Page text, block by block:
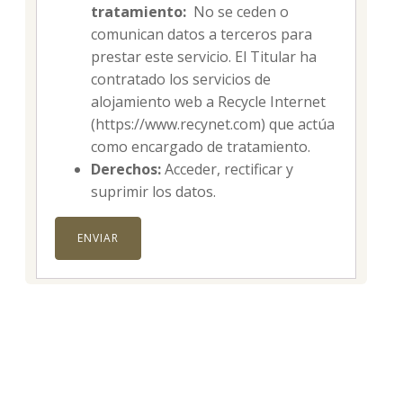
tratamiento: No se ceden o
comunican datos a terceros para
prestar este servicio. El Titular ha
contratado los servicios de
alojamiento web a Recycle Internet
(https://www.recynet.com) que actúa
como encargado de tratamiento.
Derechos:Acceder, rectificar y
suprimir los datos.